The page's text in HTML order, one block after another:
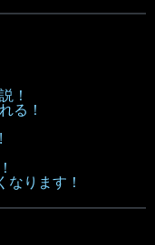
！
る！
なります！